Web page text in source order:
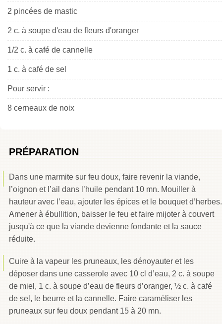
2 pincées de mastic
2 c. à soupe d'eau de fleurs d'oranger
1/2 c. à café de cannelle
1 c. à café de sel
Pour servir :
8 cerneaux de noix
PRÉPARATION
Dans une marmite sur feu doux, faire revenir la viande,
l’oignon et l’ail dans l’huile pendant 10 mn. Mouiller à
hauteur avec l’eau, ajouter les épices et le bouquet d’herbes.
Amener à ébullition, baisser le feu et faire mijoter à couvert
jusqu'à ce que la viande devienne fondante et la sauce
réduite.
Cuire à la vapeur les pruneaux, les dénoyauter et les
déposer dans une casserole avec 10 cl d’eau, 2 c. à soupe
de miel, 1 c. à soupe d’eau de fleurs d’oranger, ½ c. à café
de sel, le beurre et la cannelle. Faire caraméliser les
pruneaux sur feu doux pendant 15 à 20 mn.